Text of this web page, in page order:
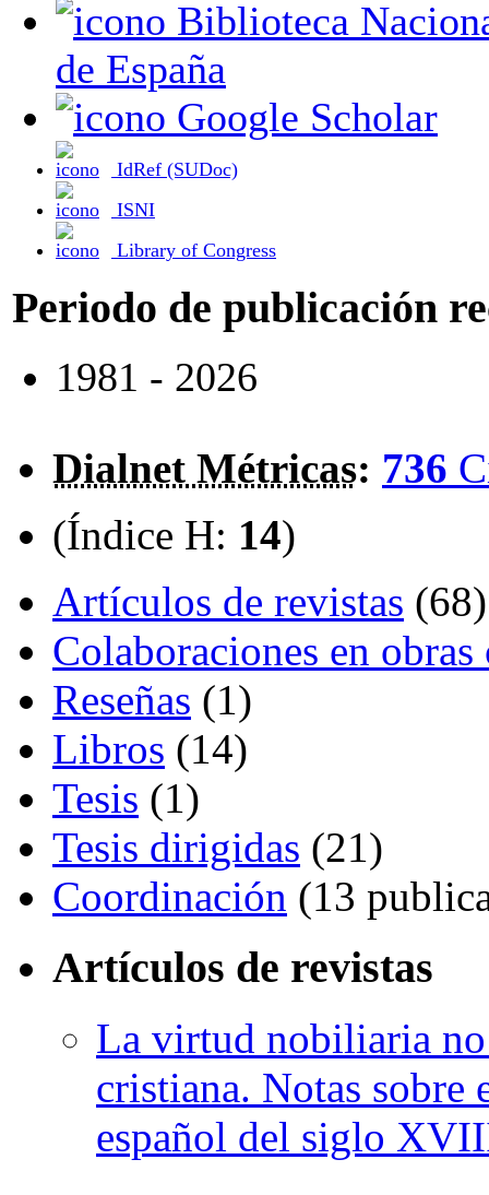
de España
Google Scholar
IdRef (SUDoc)
ISNI
Library of Congress
Periodo de publicación
1981 - 2026
Dialnet Métricas: 736
(Índice H: 14)
Artículos de revistas (68)
Colaboraciones en
Reseñas (1)
Libros (14)
Tesis (1)
Tesis dirigidas (21)
Coordinación (13
Artículos de revistas
La virtud nobiliaria no
cristiana. Notas sobre
español del siglo